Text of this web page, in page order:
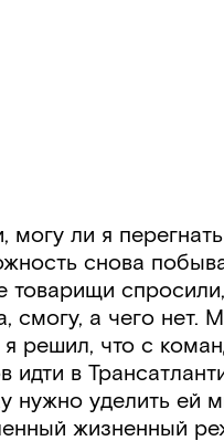
могу ли я
снова
товарищи
смогу, а чего нет.
я решил, что с
идти в
нужно уделить ей
жизненный